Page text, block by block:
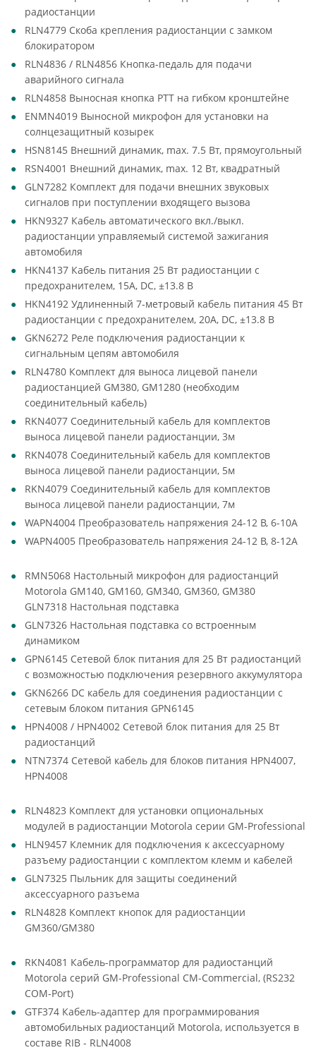
радиостанции
RLN4779 Скоба крепления радиостанции с замком
блокиратором
RLN4836 / RLN4856 Кнопка-педаль для подачи
аварийного сигнала
RLN4858 Выносная кнопка PTT на гибком кронштейне
ENMN4019 Выносной микрофон для установки на
солнцезащитный козырек
HSN8145 Внешний динамик, max. 7.5 Вт, прямоугольный
RSN4001 Внешний динамик, max. 12 Вт, квадратный
GLN7282 Комплект для подачи внешних звуковых
сигналов при поступлении входящего вызова
HKN9327 Кабель автоматического вкл./выкл.
радиостанции управляемый системой зажигания
автомобиля
HKN4137 Кабель питания 25 Вт радиостанции с
предохранителем, 15А, DC, ±13.8 В
HKN4192 Удлиненный 7-метровый кабель питания 45 Вт
радиостанции с предохранителем, 20А, DC, ±13.8 В
GKN6272 Реле подключения радиостанции к
сигнальным цепям автомобиля
RLN4780 Комплект для выноса лицевой панели
радиостанцией GM380, GM1280 (необходим
соединительный кабель)
RKN4077 Соединительный кабель для комплектов
выноса лицевой панели радиостанции, 3м
RKN4078 Соединительный кабель для комплектов
выноса лицевой панели радиостанции, 5м
RKN4079 Соединительный кабель для комплектов
выноса лицевой панели радиостанции, 7м
WAPN4004 Преобразователь напряжения 24-12 В, 6-10А
WAPN4005 Преобразователь напряжения 24-12 В, 8-12А
RMN5068 Настольный микрофон для радиостанций
Motorola GM140, GM160, GM340, GM360, GM380
GLN7318 Настольная подставка
GLN7326 Настольная подставка со встроенным
динамиком
GPN6145 Сетевой блок питания для 25 Вт радиостанций
с возможностью подключения резервного аккумулятора
GKN6266 DC кабель для соединения радиостанции с
сетевым блоком питания GPN6145
HPN4008 / HPN4002 Сетевой блок питания для 25 Вт
радиостанций
NTN7374 Сетевой кабель для блоков питания HPN4007,
HPN4008
RLN4823 Комплект для установки опциональных
модулей в радиостанции Motorola серии GM-Professional
HLN9457 Клемник для подключения к аксессуарному
разъему радиостанции с комплектом клемм и кабелей
GLN7325 Пыльник для защиты соединений
аксессуарного разъема
RLN4828 Комплект кнопок для радиостанции
GM360/GM380
RKN4081 Кабель-программатор для радиостанций
Motorola серий GM-Professional CM-Commercial, (RS232
COM-Port)
GTF374 Кабель-адаптер для программирования
автомобильных радиостанций Motorola, используется в
составе RIB - RLN4008